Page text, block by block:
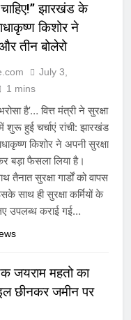
चाहिए!” झारखंड के
किशोर ने
तीन बोलेरो
July 3,
1 mins
है’… वित्त मंत्री ने सुरक्षा
शुरू हुई चर्चाएं रांची: झारखंड
किशोर ने अपनी सुरक्षा
बड़ा फैसला लिया है।
तैनात सुरक्षा गार्डों को वापस
साथ ही सुरक्षा कर्मियों के
उपलब्ध कराई गई…
जयराम महतो का
छीनकर जमीन पर